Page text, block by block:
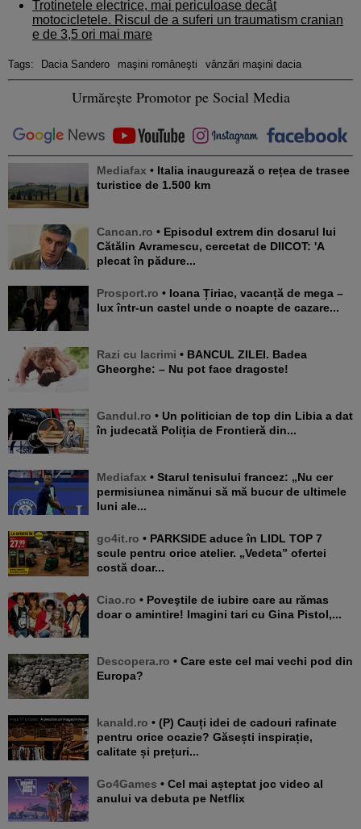
Trotinetele electrice, mai periculoase decât
motocicletele. Riscul de a suferi un traumatism cranian
e de 3,5 ori mai mare
Tags: Dacia Sandero maşini româneşti vânzări maşini dacia
Urmărește Promotor pe Social Media
Mediafax • Italia inaugurează o rețea de trasee
turistice de 1.500 km
Cancan.ro • Episodul extrem din dosarul lui
Cătălin Avramescu, cercetat de DIICOT: 'A
plecat în pădure...
Prosport.ro • Ioana Țiriac, vacanță de mega –
lux într-un castel unde o noapte de cazare...
Razi cu lacrimi • BANCUL ZILEI. Badea
Gheorghe: – Nu pot face dragoste!
Gandul.ro • Un politician de top din Libia a dat
în judecată Poliția de Frontieră din...
Mediafax • Starul tenisului francez: „Nu cer
permisiunea nimănui să mă bucur de ultimele
luni ale...
go4it.ro • PARKSIDE aduce în LIDL TOP 7
scule pentru orice atelier. „Vedeta” ofertei
costă doar...
Ciao.ro • Poveştile de iubire care au rămas
doar o amintire! Imagini tari cu Gina Pistol,...
Descopera.ro • Care este cel mai vechi pod din
Europa?
kanald.ro • (P) Cauți idei de cadouri rafinate
pentru orice ocazie? Găsești inspirație,
calitate și prețuri...
Go4Games • Cel mai așteptat joc video al
anului va debuta pe Netflix